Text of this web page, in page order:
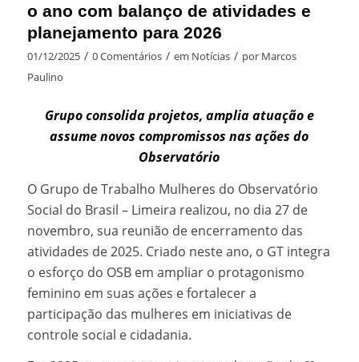
o ano com balanço de atividades e
planejamento para 2026
01/12/2025 / 0 Comentários / em Notícias / por Marcos
Paulino
Grupo consolida projetos, amplia atuação e
assume novos compromissos nas ações do
Observatório
O Grupo de Trabalho Mulheres do Observatório
Social do Brasil – Limeira realizou, no dia 27 de
novembro, sua reunião de encerramento das
atividades de 2025. Criado neste ano, o GT integra
o esforço do OSB em ampliar o protagonismo
feminino em suas ações e fortalecer a
participação das mulheres em iniciativas de
controle social e cidadania.